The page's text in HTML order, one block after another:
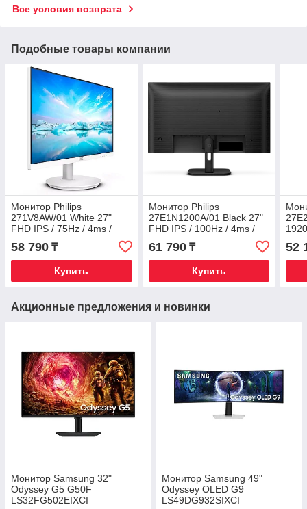
Все условия возврата
Подобные товары компании
Монитор Philips
271V8AW/01 White 27"
FHD IPS / 75Hz / 4ms /
HDMI / VGA
58 790 ₸
Купить
Монитор Philips
27E1N1200A/01 Black 27"
FHD IPS / 100Hz / 4ms /
HDMI / VGA / Встроенные
динамики
61 790₸
Купить
52
Акционные предложения и новинки
Монитор Samsung 32"
Odyssey G5 G50F
LS32FG502EIXCI
Монитор Samsung 49"
Odyssey OLED G9
LS49DG932SIXCI